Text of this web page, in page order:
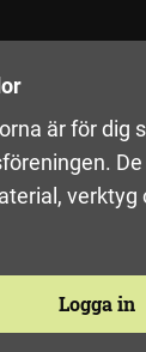
är för dig
verktyg
Logga in